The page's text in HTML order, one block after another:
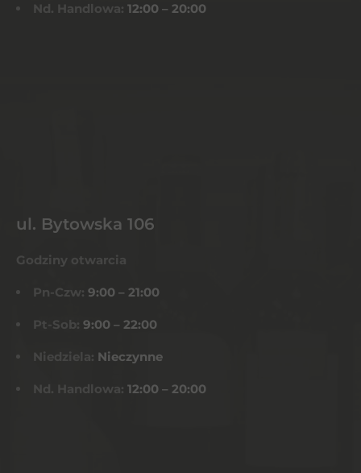
Nd. Handlowa: 12:00 – 20:00
ul. Bytowska 106
Godziny otwarcia
Pn-Czw: 9:00 – 21:00
Pt-Sob: 9:00 – 22:00
Niedziela: Nieczynne
Nd. Handlowa: 12:00 – 20:00